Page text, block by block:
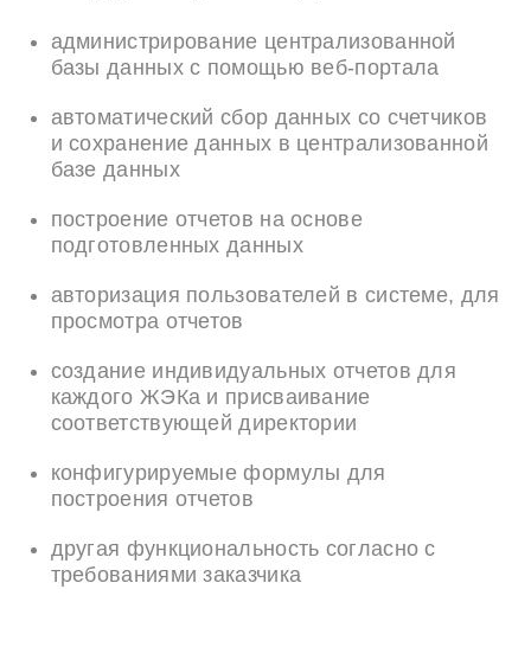
администрирование централизованной
базы данных с помощью веб-портала
автоматический сбор данных со счетчиков
и сохранение данных в централизованной
базе данных
построение отчетов на основе
подготовленных данных
авторизация пользователей в системе, для
просмотра отчетов
создание индивидуальных отчетов для
каждого ЖЭКа и присваивание
соответствующей директории
конфигурируемые формулы для
построения отчетов
другая функциональность согласно с
требованиями заказчика